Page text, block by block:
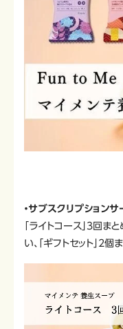
・サブスクリプション
「ライトコース」3回ま
い、「ギフトセット」2個